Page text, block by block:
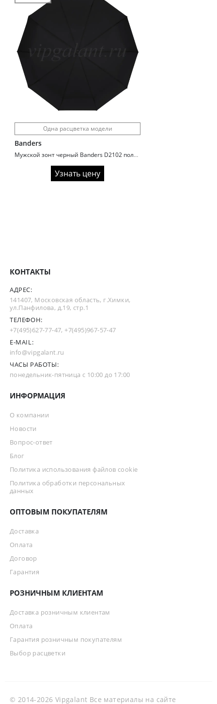
Одна расцветка модели
Banders
Мужской зонт черный Banders D2102 полный автомат
Узнать цену
КОНТАКТЫ
АДРЕС:
141407, Московская область, г.Химки,
ул.Панфилова, д.19, стр.1
ТЕЛЕФОН:
+7(495)627-77-47,+7(495)967-57-47
E-MAIL:
info@vipgalant.ru
ЧАСЫ РАБОТЫ:
понедельник-пятница с 10:00 до 17:00
ИНФОРМАЦИЯ
О компании
Новости
Вопрос-ответ
Блог
Политика использования файлов cookie
Политика обработки персональных
данных
ОПТОВЫМ ПОКУПАТЕЛЯМ
Доставка
Оплата
Договор
Гарантия
РОЗНИЧНЫМ КЛИЕНТАМ
Доставка розничным клиентам
Оплата
Гарантия розничным покупателям
Выбор расцветки
© 2014-2026 Vipgalant Все материалы на сайте